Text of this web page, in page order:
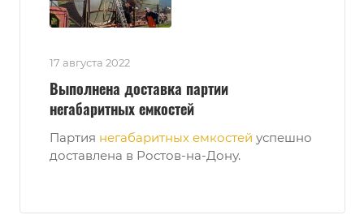
17 августа 2022
Выполнена доставка партии
негабаритных емкостей
Партия негабаритных емкостей успешно
доставлена в Ростов-на-Дону.